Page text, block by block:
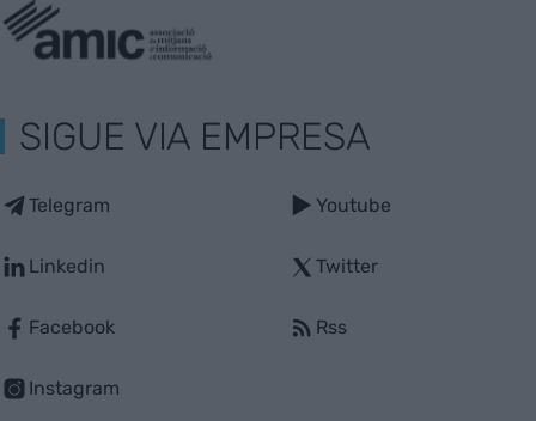
SIGUE VIA EMPRESA
Telegram
Linkedin
Facebook
Instagram
Youtube
Twitter
Rss